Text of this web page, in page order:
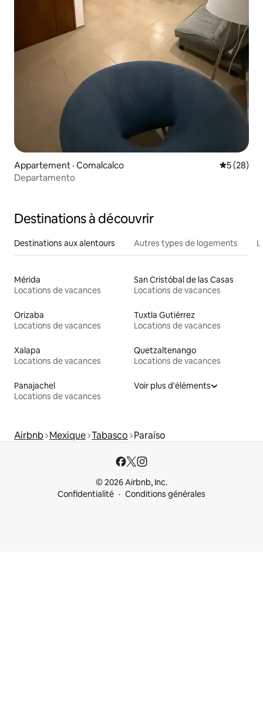
Appartement · Comalcalco Note
5 (28)
Departamento
Destinations à découvrir
Destinations aux alentours Autres types de logements
Mérida
Locations de vacances
San Cristóbal de las Casas
Locations de vacances
Orizaba
Locations de vacances
Tuxtla Gutiérrez
Locations de vacances
Xalapa
Locations de vacances
Quetzaltenango
Locations de vacances
Panajachel
Locations de vacances
Voir plus d'éléments
Airbnb Mexique Tabasco Paraíso
© 2026 Airbnb, Inc.
Confidentialité
Conditions générales